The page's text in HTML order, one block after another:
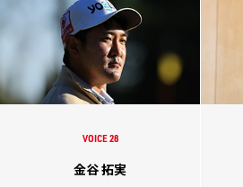
VOICE 28
金谷 拓実